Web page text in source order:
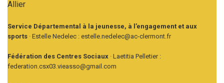
Allier
Service Départemental à la jeunesse, à l’engagement et aux
sports · Estelle Nedelec : estelle.nedelec@ac-clermont.fr
Fédération des Centres Sociaux · Laetitia Pelletier :
federation.csx03.vieasso@gmail.com